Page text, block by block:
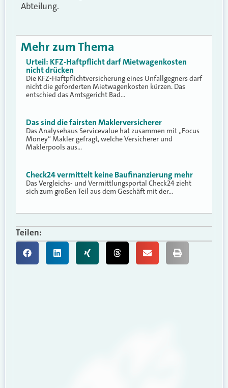
Abteilung.
Mehr zum Thema
Urteil: KFZ-Haftpflicht darf Mietwagenkosten
nicht drücken
Die KFZ-Haftpflichtversicherung eines Unfallgegners darf
nicht die geforderten Mietwagenkosten kürzen. Das
entschied das Amtsgericht Bad…
Das sind die fairsten Maklerversicherer
Das Analysehaus Servicevalue hat zusammen mit „Focus
Money“ Makler gefragt, welche Versicherer und
Maklerpools aus…
Check24 vermittelt keine Baufinanzierung mehr
Das Vergleichs- und Vermittlungsportal Check24 zieht
sich zum großen Teil aus dem Geschäft mit der…
Teilen: